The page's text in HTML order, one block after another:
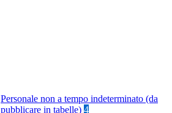
Personale non a tempo indeterminato (da
pubblicare in tabelle) 4